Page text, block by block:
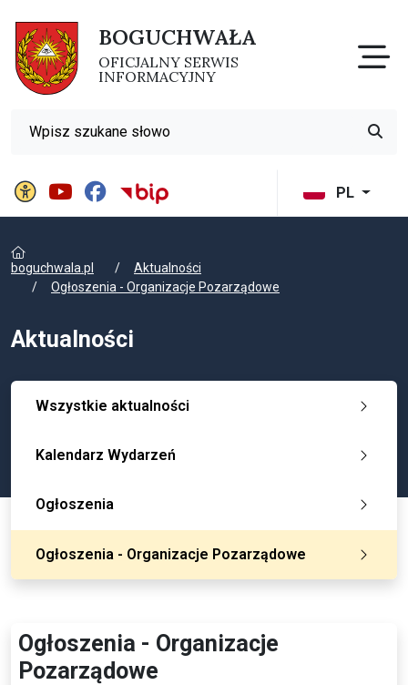
BOGUCHWAŁA
OFICJALNY SERWIS
INFORMACYJNY
PL
Panel ustawień witrynyBIP Gminy Boguchwała
Wyszukiwarka
boguchwala.pl
Aktualności
Ogłoszenia - Organizacje Pozarządowe
Aktualności
Wszystkie aktualności
Kalendarz Wydarzeń
Ogłoszenia
Ogłoszenia - Organizacje Pozarządowe
Ogłoszenia - Organizacje
Pozarządowe